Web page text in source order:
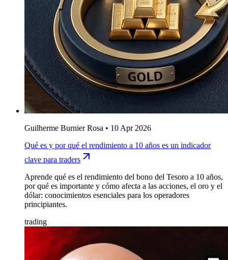
Guilherme Burnier Rosa • 10 Apr 2026
Qué es y por qué el rendimiento a 10 años es un indicador
clave para traders
Aprende qué es el rendimiento del bono del Tesoro a 10 años,
por qué es importante y cómo afecta a las acciones, el oro y el
dólar: conocimientos esenciales para los operadores
principiantes.
trading